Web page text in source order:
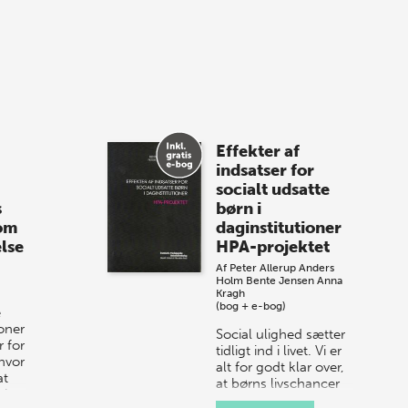
Spar op til 70% til
sommer-lagersalg!
Vi gentager succesen og inviterer igen i
år til vores store sommer-lagersalg,
så sæt kryds i kalenderen onsdag den
for
i
Effekter af
indsatser for
socialt udsatte
børn i
daginstitutioner
HPA-projektet
Af Peter Allerup Anders
Holm Bente Jensen Anna
Kragh
(bog + e-bog)
Social ulighed sætter
tidligt ind i livet. Vi er
alt for godt klar over,
at børns livschancer
og muligheder ikke er